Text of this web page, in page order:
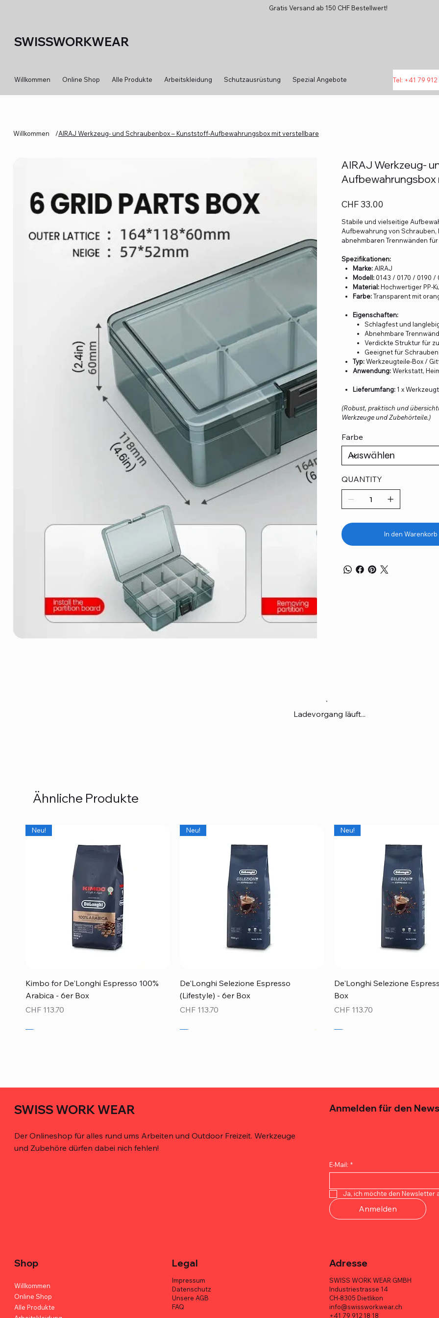
Gratis Versand ab 150 CHF Bestellwert!
SWISSWORKWEAR
Willkommen Online Shop Alle Produkte Arbeitskleidung Schutzausrüstung Spezial Angebote Tel: +41 79 912
Willkommen /AIRAJ Werkzeug- und Schraubenbox – Kunststoff-Aufbewahrungsbox mit verstellbare
AIRAJ Werkzeug-
Preis
CHF 33.00
Stabile und vielseitige
Aufbewahrung von
abnehmbaren Trennwänden
Spezifikationen:
Marke: AIRAJ
Modell: 0143 / 0170 / 0190 /
Material:Hochwertiger PP-
Farbe:Transparent mit
Eigenschaften:
Schlagfest und
Abnehmbare
Verdickte Struktur für
Geeignet für
Typ:Werkzeugteile-Box /
Anwendung:Werkstatt,
Lieferumfang:1 x
(Robust, praktisch und
Werkzeuge und Zubehörteile.)
Farbe
QUANTITY
In den Warenkorb
Ladevorgang läuft...
Ähnliche Produkte
Schnellansicht
Neu!
Kimbo for De'Longhi Espresso 100%
Arabica - 6er Box
Preis
CHF 113.70
Schnellansicht
Neu!
De'Longhi Selezione Espresso
(Lifestyle) - 6er Box
Preis
CHF 113.70
Schnellansicht
Neu!
De'Longhi Selezione
Box
Preis
CHF 113.70
ECHTER ITALIENISCHER
er Vorteilspaket
CHF 113.70
MELOTOUGH Tischler-
– 10 Taschen, 1680D, robust
CHF 71.00
TOOLSTACK
Multifunktional, robust, groß
CHF 95.00
SWISS WORK WEAR
Der Onlineshop für alles rund ums Arbeiten und Outdoor Freizeit. Werkzeuge
und Zubehöre dürfen dabei nich fehlen!
Anmelden für den
E-Mail: *
Ja, ich möchte den Newsletter
Anmelden
Shop
Willkommen
Online Shop
Alle Produkte
Legal
Impressum
Datenschutz
Unsere AGB
FAQ
Adresse
SWISS WORK WEAR GMBH
Industriestrasse 14
CH-8305 Dietlikon
info@swissworkwear.ch
+41 79 912 18 18